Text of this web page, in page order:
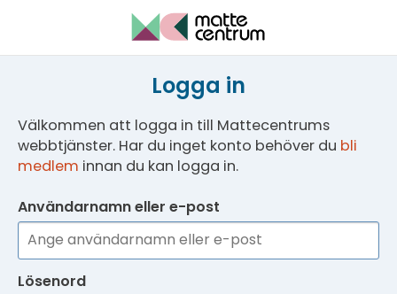
Logga in
Välkommen att logga in till Mattecentrums
webbtjänster. Har du inget konto behöver du bli
medlem innan du kan logga in.
Användarnamn eller e-post
Lösenord